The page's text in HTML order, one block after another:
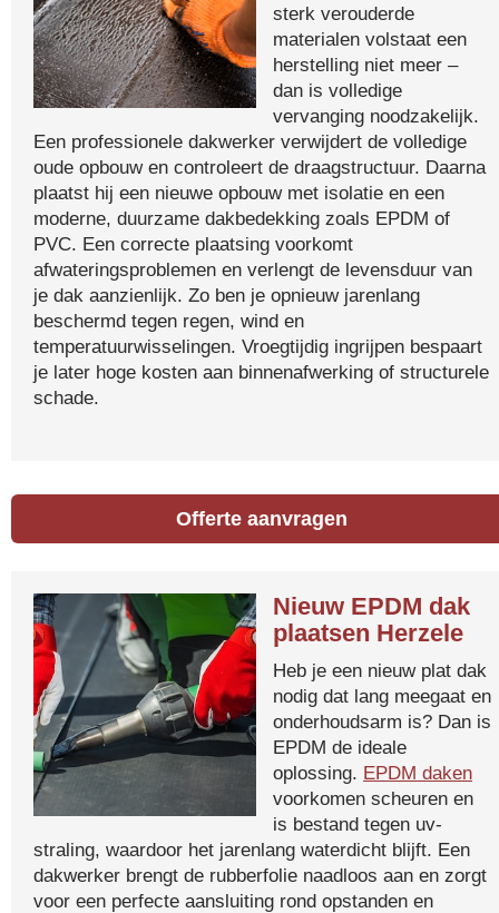
sterk verouderde
materialen volstaat een
herstelling niet meer –
dan is volledige
vervanging noodzakelijk.
Een professionele dakwerker verwijdert de volledige
oude opbouw en controleert de draagstructuur. Daarna
plaatst hij een nieuwe opbouw met isolatie en een
moderne, duurzame dakbedekking zoals EPDM of
PVC. Een correcte plaatsing voorkomt
afwateringsproblemen en verlengt de levensduur van
je dak aanzienlijk. Zo ben je opnieuw jarenlang
beschermd tegen regen, wind en
temperatuurwisselingen. Vroegtijdig ingrijpen bespaart
je later hoge kosten aan binnenafwerking of structurele
schade.
Offerte aanvragen
Nieuw EPDM dak
plaatsen Herzele
Heb je een nieuw plat dak
nodig dat lang meegaat en
onderhoudsarm is? Dan is
EPDM de ideale
oplossing. EPDM daken
voorkomen scheuren en
is bestand tegen uv-
straling, waardoor het jarenlang waterdicht blijft. Een
dakwerker brengt de rubberfolie naadloos aan en zorgt
voor een perfecte aansluiting rond opstanden en